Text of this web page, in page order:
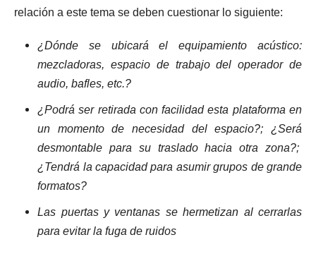
relación a este tema se deben cuestionar lo siguiente:
¿Dónde se ubicará el equipamiento acústico:
mezcladoras, espacio de trabajo del operador de
audio, bafles, etc.?
¿Podrá ser retirada con facilidad esta plataforma en
un momento de necesidad del espacio?; ¿Será
desmontable para su traslado hacia otra zona?;
¿Tendrá la capacidad para asumir grupos de grande
formatos?
Las puertas y ventanas se hermetizan al cerrarlas
para evitar la fuga de ruidos